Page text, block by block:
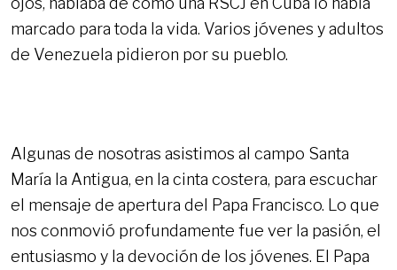
marcado para toda la vida. Varios jóvenes y adultos
de Venezuela pidieron por su pueblo.
Algunas de nosotras asistimos al campo Santa
María la Antigua, en la cinta costera, para escuchar
el mensaje de apertura del Papa Francisco. Lo que
nos conmovió profundamente fue ver la pasión, el
entusiasmo y la devoción de los jóvenes. El Papa